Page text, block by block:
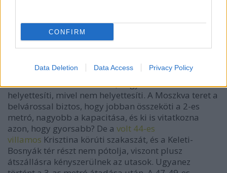
CONFIRM
Data Deletion Data Access Privacy Policy
Erzsébet hídonjáró kocsikra, meg a Keletire, mint
nagy villamoscsomópontra. Sajnos amikor a 2-es, és
3as metrót megépítették, kifejezetten sok pénzt
áldoztak arra a kapitális állatságra, hogy a meglevő
villamoshálózatot lebontsák. Ami természetesen
nem volt indokolható azzal, hogy a metró
helyettesíti, mivel nem helyettesíti. A Moszkva teret a
belvárossal biztos, hogy jobban összeköti a 2-es
metró, nagyobb a kapacitása, és ki is vitatkozna
azon, hogy gyorsabb? De a volt 44-es
villamos Krisztina körúti szakaszát, és a Keleti-
Bosnyák tér részt nem pótolja, viszont plusz
átszállásra kényszerülnek az utasok. Ugyanez